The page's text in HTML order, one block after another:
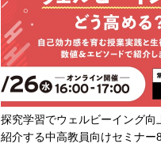
探究学習でウェルビーイング向
紹介する中高教員向けセミナー